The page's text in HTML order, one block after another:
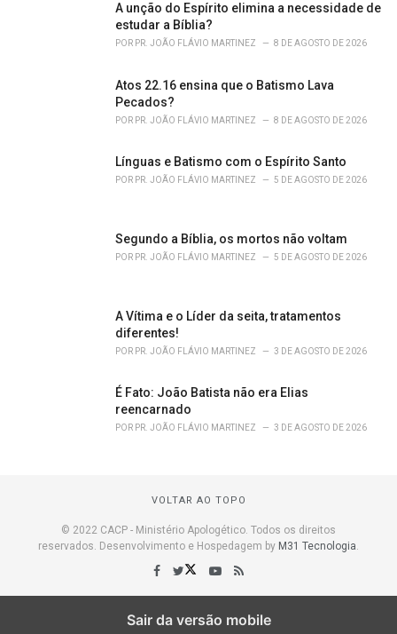
A unção do Espírito elimina a necessidade de
estudar a Bíblia?
POR PR. JOÃO FLÁVIO MARTINEZ 8 DE AGOSTO DE 2026
Atos 22.16 ensina que o Batismo Lava
Pecados?
POR PR. JOÃO FLÁVIO MARTINEZ 8 DE AGOSTO DE 2026
Línguas e Batismo com o Espírito Santo
POR PR. JOÃO FLÁVIO MARTINEZ 5 DE AGOSTO DE 2026
Segundo a Bíblia, os mortos não voltam
POR PR. JOÃO FLÁVIO MARTINEZ 5 DE AGOSTO DE 2026
A Vítima e o Líder da seita, tratamentos
diferentes!
POR PR. JOÃO FLÁVIO MARTINEZ 3 DE AGOSTO DE 2026
É Fato: João Batista não era Elias
reencarnado
POR PR. JOÃO FLÁVIO MARTINEZ 3 DE AGOSTO DE 2026
VOLTAR AO TOPO
© 2022 CACP - Ministério Apologético. Todos os direitos
reservados. Desenvolvimento e Hospedagem by M31 Tecnologia.
Sair da versão mobile